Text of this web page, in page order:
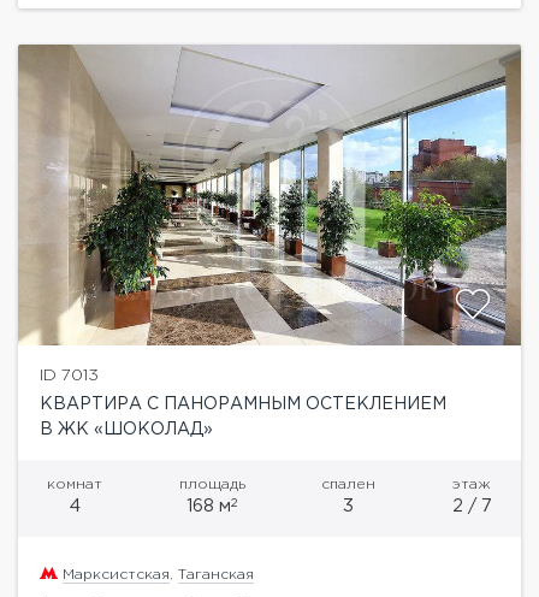
ID 7013
КВАРТИРА С ПАНОРАМНЫМ ОСТЕКЛЕНИЕМ
В ЖК «ШОКОЛАД»
комнат
4
площадь
168 м2
спален
3
этаж
2 / 7
Марксистская, Таганская